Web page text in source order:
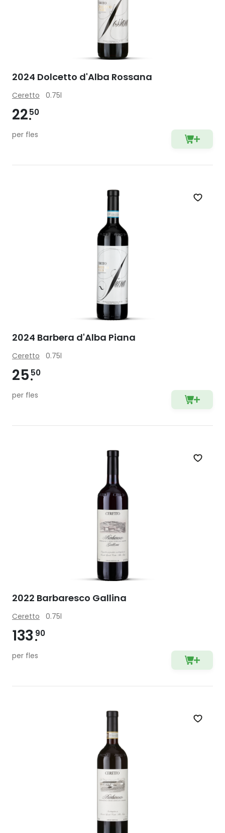
2024 Dolcetto d'Alba Rossana
Ceretto 0.75l
2250
per fles
Zet
2024 Barbera d'Alba Piana
Ceretto 0.75l
25 50
per fles
Zet
2022 Barbaresco Gallina
Ceretto 0.75l
133 90
per fles
Zet